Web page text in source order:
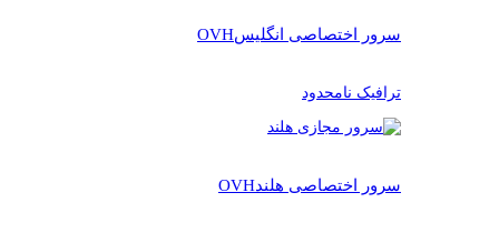
سرور اختصاصی انگلیسOVH
ترافیک نامحدود
سرور اختصاصی هلندOVH